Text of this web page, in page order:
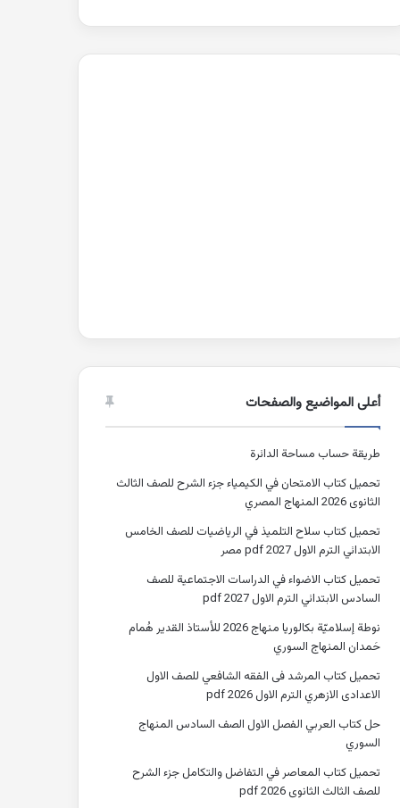
أعلى المواضيع والصفحات
طريقة حساب مساحة الدائرة
تحميل كتاب الامتحان في الكيمياء جزء الشرح للصف الثالث
الثانوى 2026 المنهاج المصري
تحميل كتاب سلاح التلميذ في الرياضيات للصف الخامس
الابتدائي الترم الاول 2027 pdf مصر
تحميل كتاب الاضواء في الدراسات الاجتماعية للصف
السادس الابتدائي الترم الاول 2027 pdf
نوطة إسلاميّة بكالوريا منهاج 2026 للأستاذ القدير هُمام
حَمدان المنهاج السوري
تحميل كتاب المرشد فى الفقه الشافعي للصف الاول
الاعدادى الازهري الترم الاول 2026 pdf
حل كتاب العربي الفصل الاول الصف السادس المنهاج
السوري
تحميل كتاب المعاصر في التفاضل والتكامل جزء الشرح
للصف الثالث الثانوى 2026 pdf